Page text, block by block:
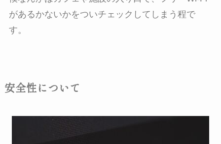
があるかないかをついチェックしてしまう程で
す。
安全性について